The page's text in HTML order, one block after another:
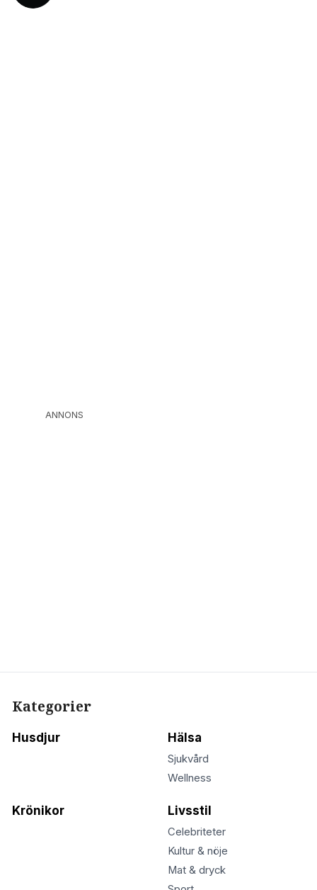
ANNONS
Kategorier
Husdjur Hälsa
Sjukvård
Wellness
Krönikor Livsstil
Celebriteter
Kultur & nöje
Mat & dryck